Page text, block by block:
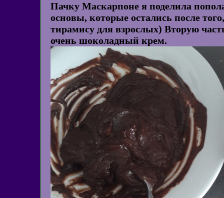
Пачку Маскарпоне я поделила
основы, которые остались после
тирамису для взрослых) Вторую
очень шоколадный крем.